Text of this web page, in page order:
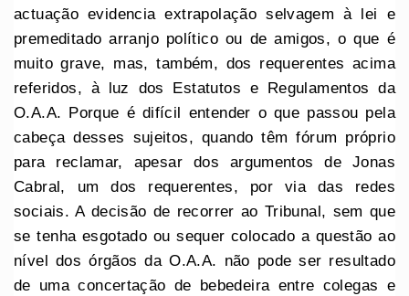
actuação evidencia extrapolação selvagem à lei e
premeditado arranjo político ou de amigos, o que é
muito grave, mas, também, dos requerentes acima
referidos, à luz dos Estatutos e Regulamentos da
O.A.A. Porque é difícil entender o que passou pela
cabeça desses sujeitos, quando têm fórum próprio
para reclamar, apesar dos argumentos de Jonas
Cabral, um dos requerentes, por via das redes
sociais. A decisão de recorrer ao Tribunal, sem que
se tenha esgotado ou sequer colocado a questão ao
nível dos órgãos da O.A.A. não pode ser resultado
de uma concertação de bebedeira entre colegas e